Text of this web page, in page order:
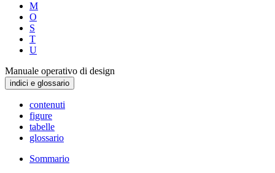
M
O
S
T
U
Manuale operativo di design
indici e glossario
contenuti
figure
tabelle
glossario
Sommario